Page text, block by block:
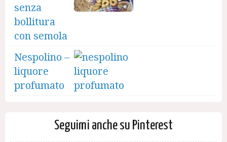
senza
bollitura
con semola
Nespolino –
liquore
profumato
Seguimi anche su Pinterest